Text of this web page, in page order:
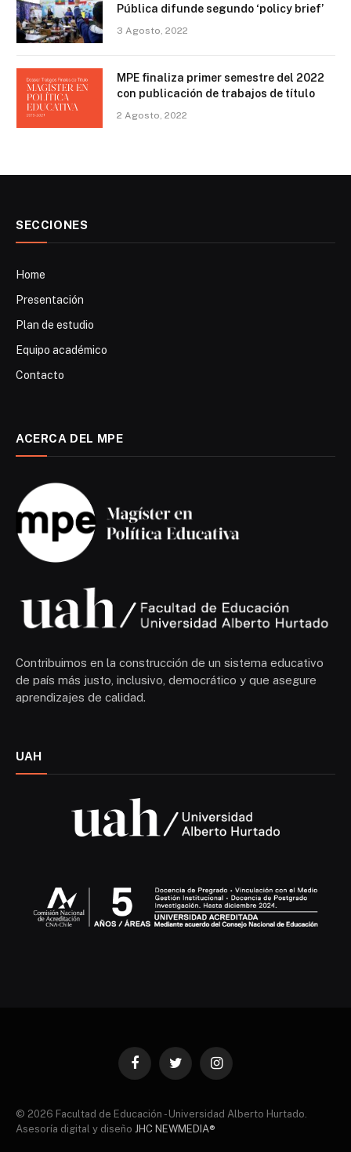
Pública difunde segundo ‘policy brief’
3 Agosto, 2022
MPE finaliza primer semestre del 2022
con publicación de trabajos de título
2 Agosto, 2022
SECCIONES
Home
Presentación
Plan de estudio
Equipo académico
Contacto
ACERCA DEL MPE
Contribuimos en la construcción de un sistema educativo
de país más justo, inclusivo, democrático y que asegure
aprendizajes de calidad.
UAH
FacebookTwitter Instagram
© 2026 Facultad de Educación - Universidad Alberto Hurtado.
Asesoría digital y diseño JHC NEWMEDIA®